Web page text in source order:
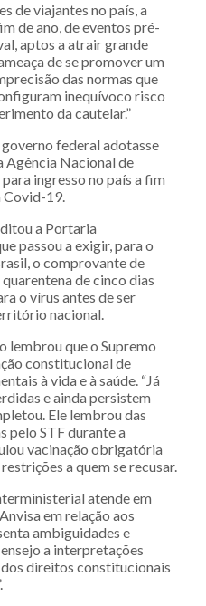
de viajantes no país, a
de ano, de eventos pré-
aptos a atrair grande
de se promover um
das normas que
inequívoco risco
da cautelar.”
governo federal adotasse
Agência Nacional de
ingresso no país a fim
Covid-19.
a Portaria
passou a exigir, para o
o comprovante de
de cinco dias
o vírus antes de ser
nacional.
lembrou que o Supremo
constitucional de
à vida e à saúde. “Já
e ainda persistem
Ele lembrou das
pelo STF durante a
vacinação obrigatória
a quem se recusar.
atende em
em relação aos
ambiguidades e
a interpretações
direitos constitucionais